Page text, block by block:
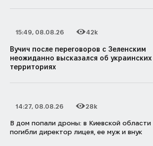
Дата публикации
15:49, 08.08.26
Количество просмотров
42k
Вучич после переговоров с Зеленским
неожиданно высказался об украинских
территориях
Дата публикации
14:27, 08.08.26
Количество просмотров
28k
В дом попали дроны: в Киевской области
погибли директор лицея, ее муж и внук